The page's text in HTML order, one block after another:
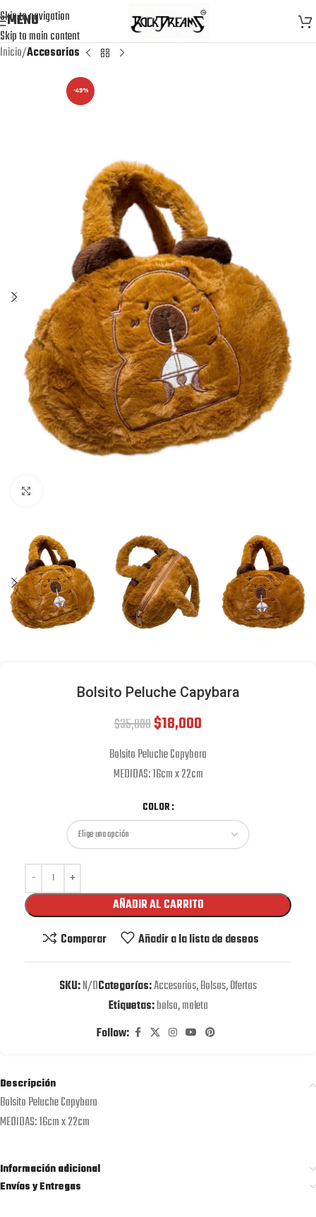
Skip to navigation
Skip to main content
MENU
Inicio Accesorios
-49%
Bolsito Peluche Capybara
$35,000$18,000
Bolsito Peluche Capybara
MEDIDAS: 16cm x 22cm
COLOR
AÑADIR AL CARRITO
Comparar
Añadir a la lista de deseos
SKU:N/DCategorías:Accesorios,Bolsos,Ofertas
Etiquetas:bolso,maleta
Follow:
Descripción
Bolsito Peluche Capybara
MEDIDAS: 16cm x 22cm
Información adicional
Envíos y Entregas